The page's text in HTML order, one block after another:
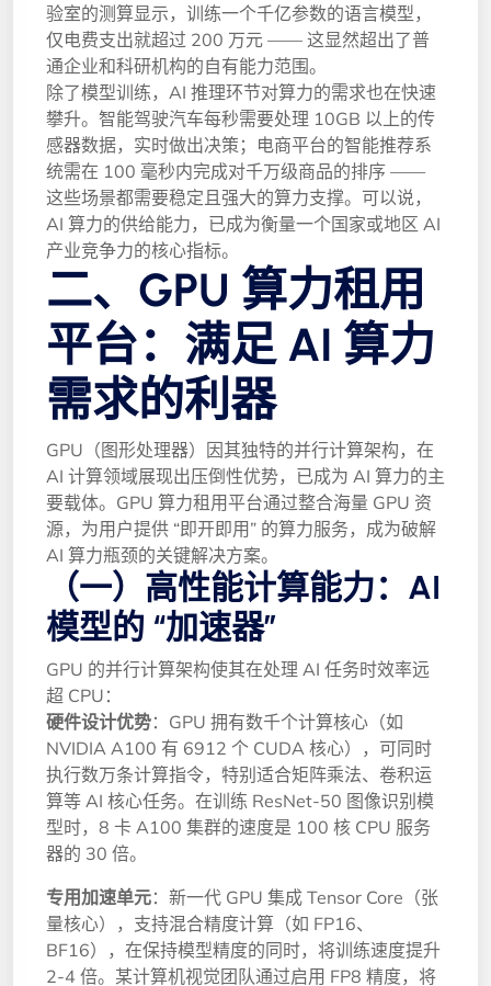
验室的测算显示，训练一个千亿参数的语言模型，
仅电费支出就超过 200 万元 —— 这显然超出了普
通企业和科研机构的自有能力范围。
除了模型训练，AI 推理环节对算力的需求也在快速
攀升。智能驾驶汽车每秒需要处理 10GB 以上的传
感器数据，实时做出决策；电商平台的智能推荐系
统需在 100 毫秒内完成对千万级商品的排序 ——
这些场景都需要稳定且强大的算力支撑。可以说，
AI 算力的供给能力，已成为衡量一个国家或地区 AI
产业竞争力的核心指标。
二、GPU 算力租用
平台：满足 AI 算力
需求的利器
GPU（图形处理器）因其独特的并行计算架构，在
AI 计算领域展现出压倒性优势，已成为 AI 算力的主
要载体。GPU 算力租用平台通过整合海量 GPU 资
源，为用户提供 “即开即用” 的算力服务，成为破解
AI 算力瓶颈的关键解决方案。
（一）高性能计算能力：AI
模型的 “加速器”
GPU 的并行计算架构使其在处理 AI 任务时效率远
超 CPU：
硬件设计优势：GPU 拥有数千个计算核心（如
NVIDIA A100 有 6912 个 CUDA 核心），可同时
执行数万条计算指令，特别适合矩阵乘法、卷积运
算等 AI 核心任务。在训练 ResNet-50 图像识别模
型时，8 卡 A100 集群的速度是 100 核 CPU 服务
器的 30 倍。
专用加速单元：新一代 GPU 集成 Tensor Core（张
量核心），支持混合精度计算（如 FP16、
BF16），在保持模型精度的同时，将训练速度提升
2-4 倍。某计算机视觉团队通过启用 FP8 精度，将